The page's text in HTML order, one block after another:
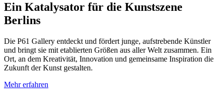
Ein Katalysator für die Kunstszene
Berlins
Die P61 Gallery entdeckt und fördert junge, aufstrebende Künstler
und bringt sie mit etablierten Größen aus aller Welt zusammen. Ein
Ort, an dem Kreativität, Innovation und gemeinsame Inspiration die
Zukunft der Kunst gestalten.
Mehr erfahren